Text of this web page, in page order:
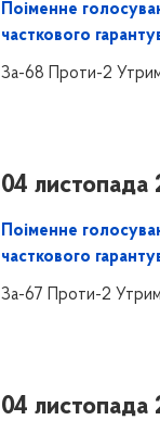
Поіменне
часткового
За-68 Проти-2
04 листопада
Поіменне
часткового
За-67 Проти-2
04 листопада